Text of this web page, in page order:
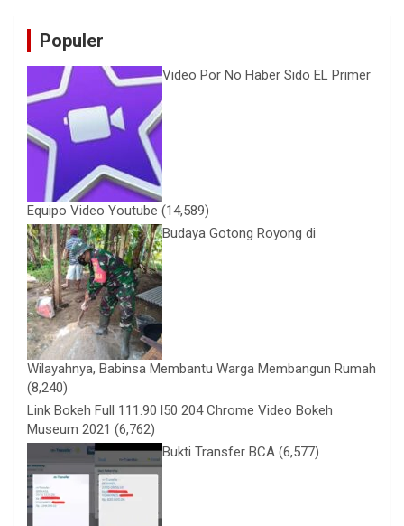
Populer
Video Por No Haber Sido EL Primer
Equipo Video Youtube (14,589)
Budaya Gotong Royong di
Wilayahnya, Babinsa Membantu Warga Membangun Rumah
(8,240)
Link Bokeh Full 111.90 l50 204 Chrome Video Bokeh
Museum 2021 (6,762)
Bukti Transfer BCA (6,577)